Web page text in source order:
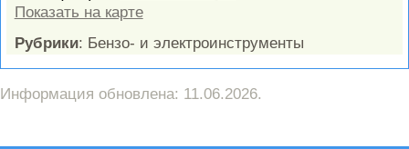
Показать на карте
Рубрики: Бензо- и электроинструменты
Информация обновлена: 11.06.2026.